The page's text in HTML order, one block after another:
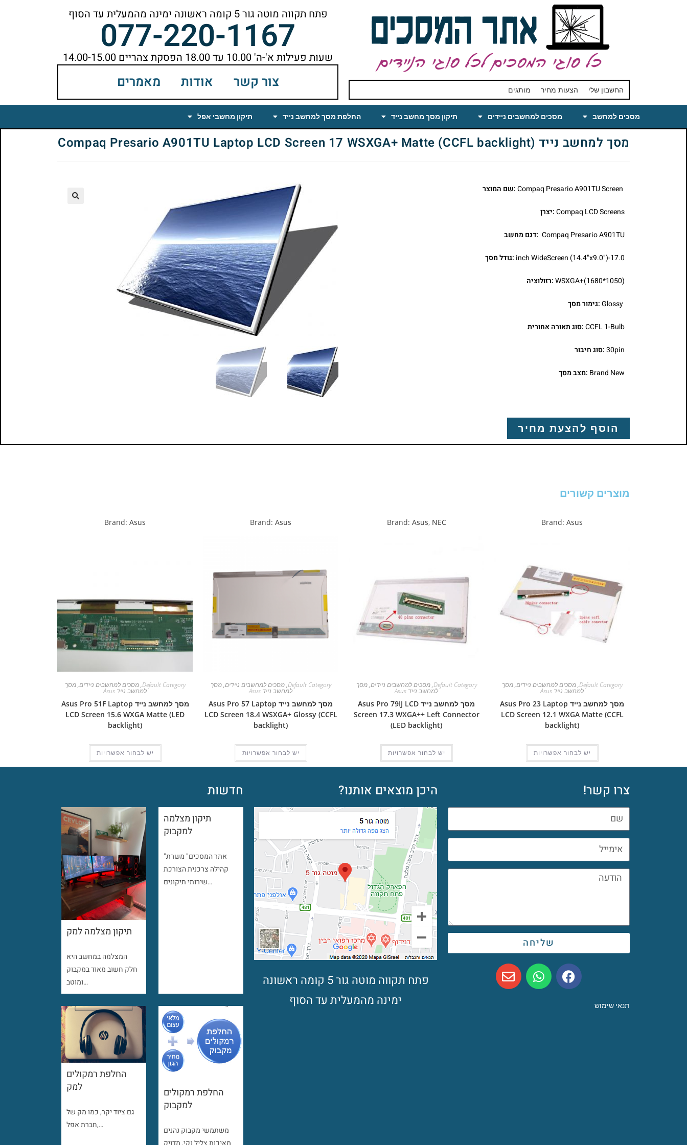
החשבון שלי הצעות מחיר מותגים
פתח תקווה מוטה גור 5 קומה ראשונה ימינה מהמעלית עד הסוף
077-220-1167שעות פעילות א'-ה' 10.00 עד 18.00 הפסקת צהריים 14.00-15.00
צור קשר אודות מאמרים
מסכים למחשב מסכים למחשבים ניידים תיקון מסך מחשב נייד החלפת מסך למחשב נייד תיקון מחשבי אפל
מסך למחשב נייד Compaq Presario A901TU Laptop LCD Screen 17 WSXGA+ Matte (CCFL backlight)
:שם המוצר
Compaq LCD Screens:יצרן
Compaq Presario A901TU :דגם מחשב
17.0-inch WideScreen (14.4"x9.0") :גודל מסך
WSXGA+(1680*1050):רזולוציה
Glossy:גימור מסך
CCFL 1-Bulb:סוג תאורה אחורית
30pin:סוג חיבור
Brand New :מצב מסך
הוסף להצעת מחיר
מוצרים קשורים
Brand: Asus
Default Category
,מסכים למחשבים ניידים,מסך
למחשב נייד Asus
מסך למחשב נייד Asus Pro 23 Laptop
LCD Screen 12.1 WXGA Matte (CCFL
backlight)
יש לבחור אפשרויות
Brand: Asus, NEC
Default Category
,מסכים למחשבים ניידים,מסך
למחשב נייד Asus
מסך למחשב נייד Asus Pro 79IJ LCD
Screen 17.3 WXGA++ Left Connector
(LED backlight)
יש לבחור אפשרויות
Brand: Asus
Default Category
,מסכים למחשבים ניידים,מסך
למחשב נייד Asus
מסך למחשב נייד Asus Pro 57 Laptop
LCD Screen 18.4 WSXGA+ Glossy (CCFL
backlight)
יש לבחור אפשרויות
Brand: Asus
Default Category
,מסכים למחשבים ניידים,מסך
למחשב נייד Asus
מסך למחשב נייד Asus Pro 51F Laptop
LCD Screen 15.6 WXGA Matte (LED
backlight)
יש לבחור אפשרויות
צרו קשר!
שליחה
תנאי שימוש
היכן מוצאים אותנו?
פתח תקווה מוטה גור 5 קומה ראשונה
ימינה מהמעלית עד הסוף
חדשות
תיקון מצלמה למק
המצלמה במחשב היא
חלק חשוב מאוד במקבוק
ומוטב…
תיקון מצלמה
למקבוק
"אתר המסכים" משרת
קהילה צרכנית הצורכת
שירותי תיקונים…
החלפת רמקולים
למק
גם ציוד יקר, כמו מק של
חברת אפל,…
החלפת רמקולים
למקבוק
משתמשי מקבוק נהנים